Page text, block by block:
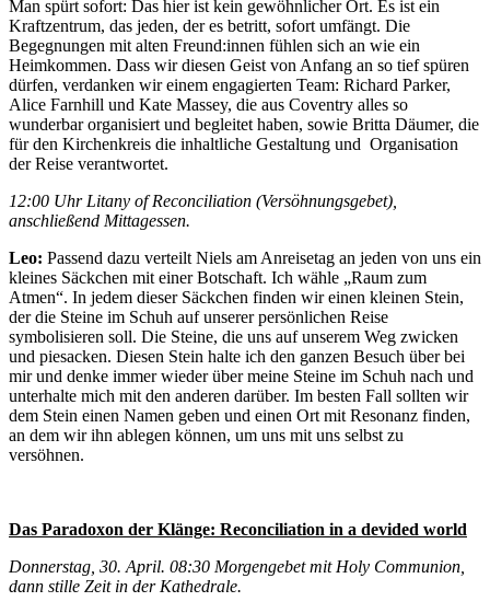
Man spürt sofort: Das hier ist kein gewöhnlicher Ort. Es ist ein
Kraftzentrum, das jeden, der es betritt, sofort umfängt. Die
Begegnungen mit alten Freund:innen fühlen sich an wie ein
Heimkommen. Dass wir diesen Geist von Anfang an so tief spüren
dürfen, verdanken wir einem engagierten Team: Richard Parker,
Alice Farnhill und Kate Massey, die aus Coventry alles so
wunderbar organisiert und begleitet haben, sowie Britta Däumer, die
für den Kirchenkreis die inhaltliche Gestaltung und Organisation
der Reise verantwortet.
12:00 Uhr Litany of Reconciliation (Versöhnungsgebet),
anschließend Mittagessen.
Leo: Passend dazu verteilt Niels am Anreisetag an jeden von uns ein
kleines Säckchen mit einer Botschaft. Ich wähle „Raum zum
Atmen“. In jedem dieser Säckchen finden wir einen kleinen Stein,
der die Steine im Schuh auf unserer persönlichen Reise
symbolisieren soll. Die Steine, die uns auf unserem Weg zwicken
und piesacken. Diesen Stein halte ich den ganzen Besuch über bei
mir und denke immer wieder über meine Steine im Schuh nach und
unterhalte mich mit den anderen darüber. Im besten Fall sollten wir
dem Stein einen Namen geben und einen Ort mit Resonanz finden,
an dem wir ihn ablegen können, um uns mit uns selbst zu
versöhnen.
Das Paradoxon der Klänge: Reconciliation in a devided world
Donnerstag, 30. April. 08:30 Morgengebet mit Holy Communion,
dann stille Zeit in der Kathedrale.